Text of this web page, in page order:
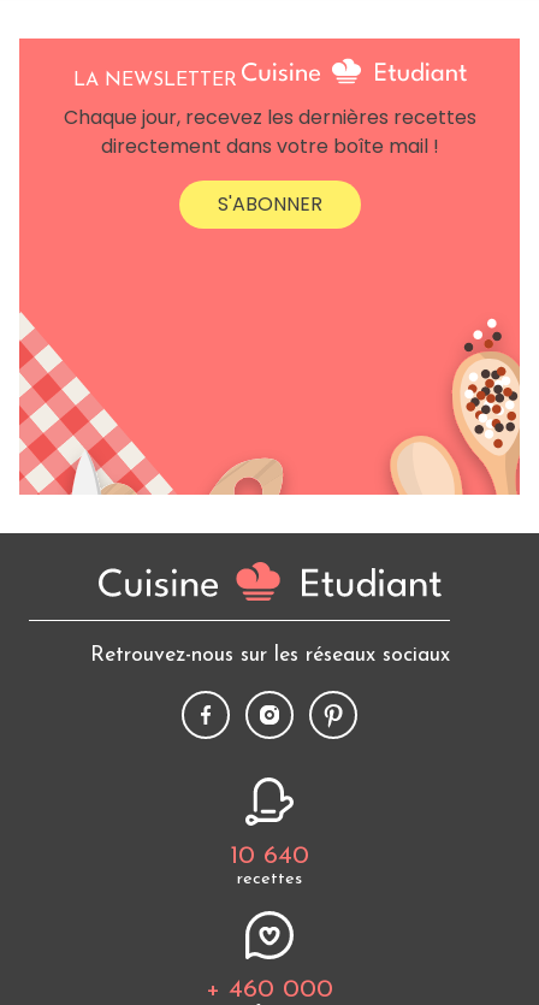
LA NEWSLETTER
Chaque jour, recevez les dernières recettes
directement dans votre boîte mail !
S'ABONNER
Retrouvez-nous sur les réseaux sociaux
10 640
recettes
+ 460 000